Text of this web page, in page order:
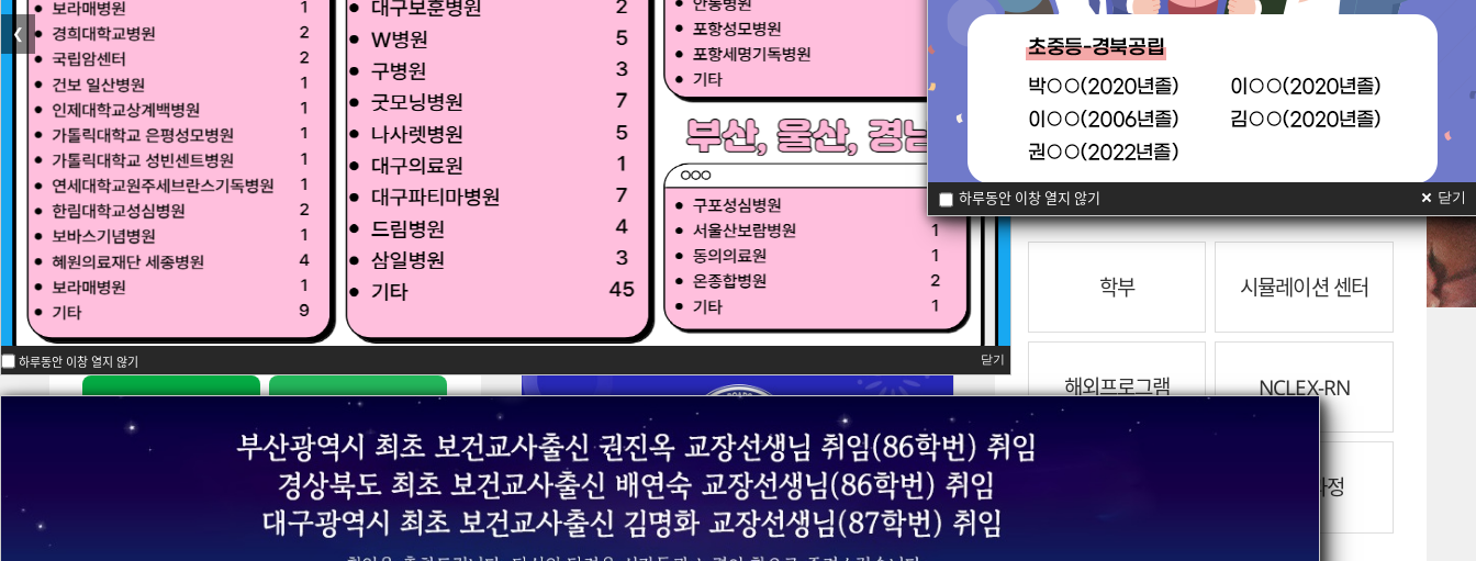
하루동안 이창 열지 않기 닫기
❮
하루동안 이창 열지 않기 닫기
대학소개
연혁
교육목표 교수소개
팝업존
전공소개
학부 시뮬레이션 센터
해외프로그램 NCLEX-RN
ACLS과정